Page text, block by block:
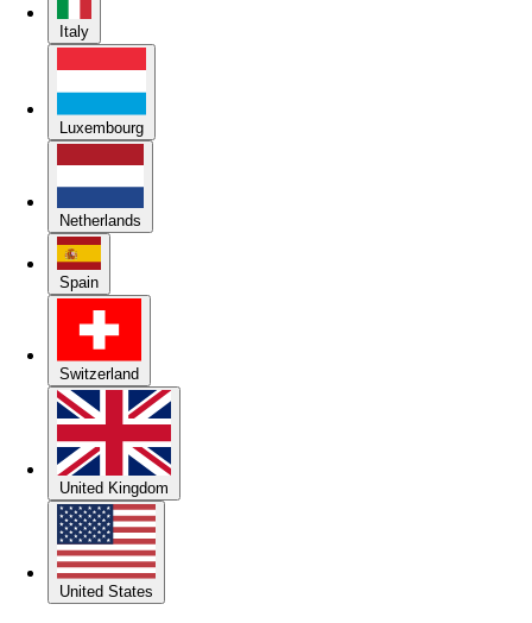
Italy
Luxembourg
Netherlands
Spain
Switzerland
United Kingdom
United States